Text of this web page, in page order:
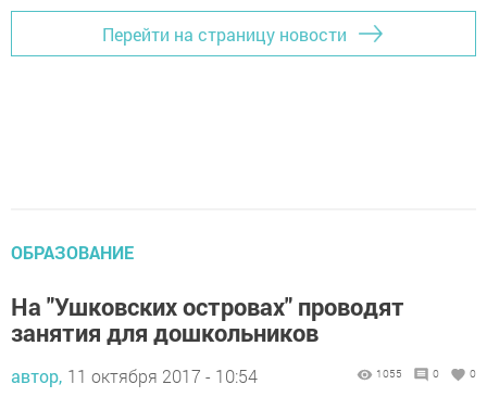
Перейти на страницу новости
ОБРАЗОВАНИЕ
На "Ушковских островах" проводят
занятия для дошкольников
автор, 11 октября 2017 - 10:54 1055 0 0